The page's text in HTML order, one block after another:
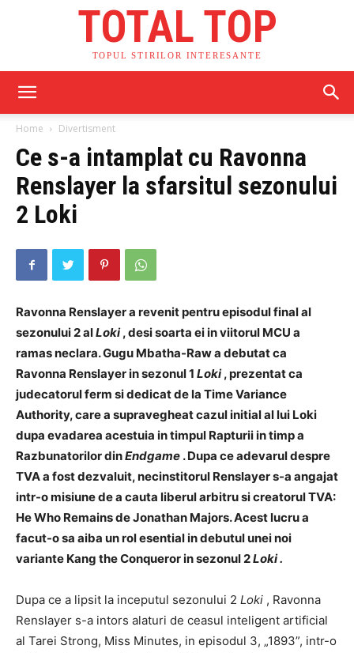
TOTAL TOP
TOPUL STIRILOR INTERESANTE
Home Divertisment
Ce s-a intamplat cu Ravonna
Renslayer la sfarsitul sezonului
2 Loki
Ravonna Renslayer a revenit pentru episodul final al
sezonului 2 alLoki, desi soarta ei in viitorul MCU a
ramas neclara. Gugu Mbatha-Raw a debutat ca
Ravonna Renslayer in sezonul 1 Loki, prezentat ca
judecatorul ferm si dedicat de la Time Variance
Authority, care a supravegheat cazul initial al lui Loki
dupa evadarea acestuia in timpul Rapturii in timp a
Razbunatorilor dinEndgame . Dupa ce adevarul despre
TVA a fost dezvaluit, necinstitorul Renslayer s-a angajat
intr-o misiune de a cauta liberul arbitru si creatorul TVA:
He Who Remains de Jonathan Majors. Acest lucru a
facut-o sa aiba un rol esential in debutul unei noi
variante Kang the Conqueror in sezonul 2Loki .
Dupa ce a lipsit la inceputul sezonului 2 Loki , Ravonna
Renslayer s-a intors alaturi de ceasul inteligent artificial
al Tarei Strong, Miss Minutes, in episodul 3, „1893”, intr-o